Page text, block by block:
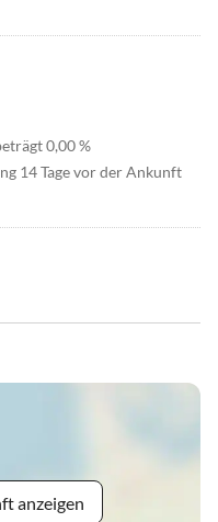
0,00 %
14 Tage vor der Ankunft
anzeigen